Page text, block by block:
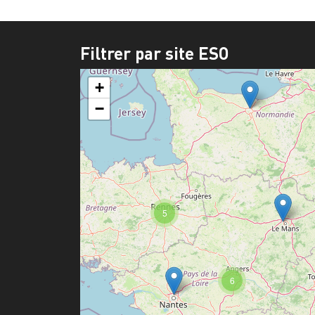
Filtrer par site ESO
6
5
+
−